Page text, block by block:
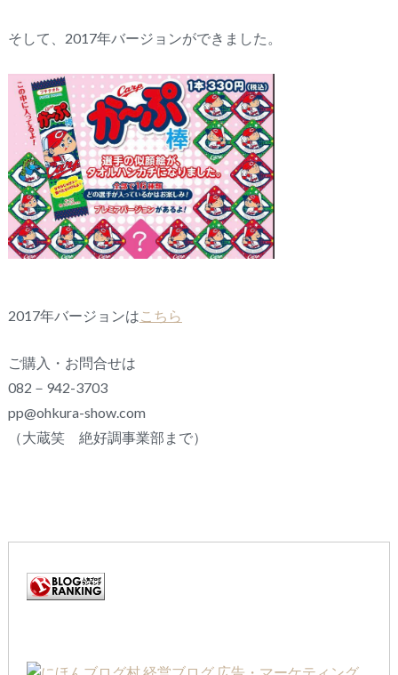
そして、2017年バージョンができました。
2017年バージョンは こちら
ご購入・お問合せは
082－942-3703
pp@ohkura-show.com
（大蔵笑 絶好調事業部まで）